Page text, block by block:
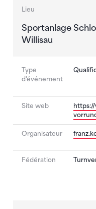
Lieu
Sportanlage
Willisau
Type
d'événement
Site web
Organisateur
Fédération